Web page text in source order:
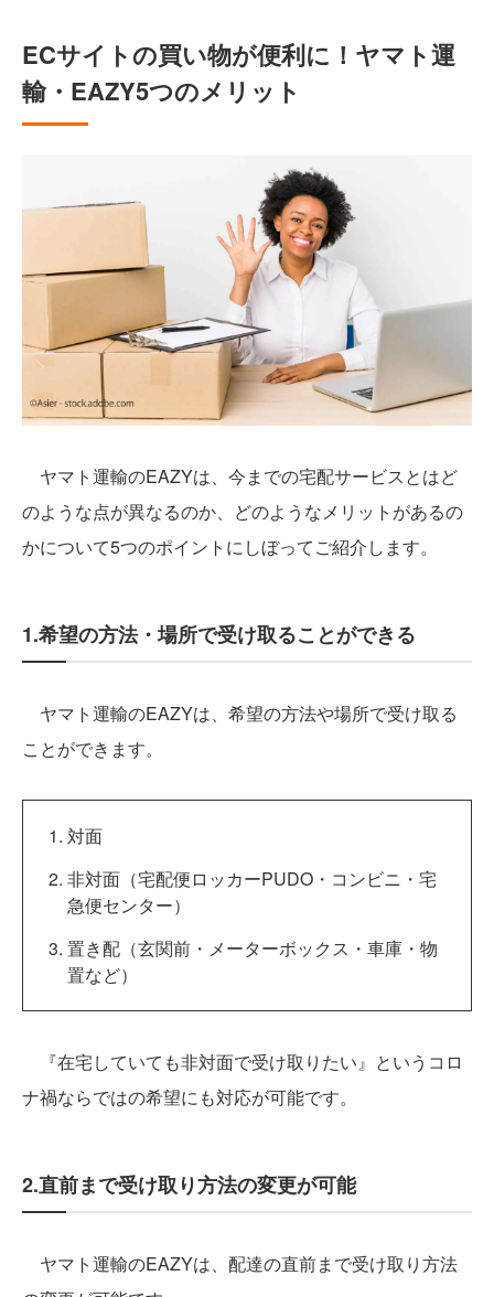
ECサイトの買い物が便利に！ヤマト運
輸・EAZY5つのメリット
ヤマト運輸のEAZYは、今までの宅配サービスとはど
のような点が異なるのか、どのようなメリットがあるの
かについて5つのポイントにしぼってご紹介します。
1.希望の方法・場所で受け取ることができる
ヤマト運輸のEAZYは、希望の方法や場所で受け取る
ことができます。
対面
非対面（宅配便ロッカーPUDO・コンビニ・宅
急便センター）
置き配（玄関前・メーターボックス・車庫・物
置など）
『在宅していても非対面で受け取りたい』というコロ
ナ禍ならではの希望にも対応が可能です。
2.直前まで受け取り方法の変更が可能
ヤマト運輸のEAZYは、配達の直前まで受け取り方法